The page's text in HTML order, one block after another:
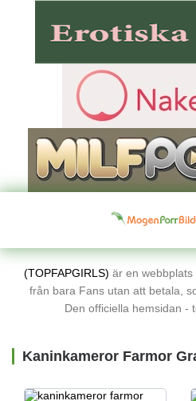
(TOPFAPGIRLS) är en
från bara Fans utan att betala,
Den officiella hemsidan -
Kaninkameror Farmor